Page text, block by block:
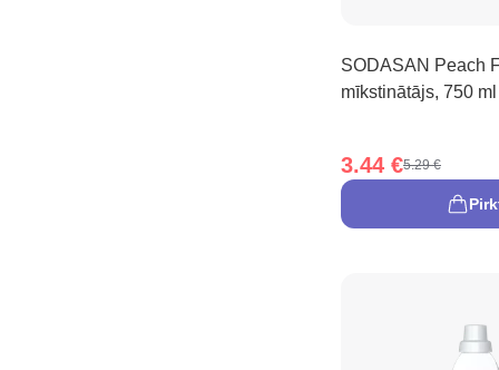
SODASAN Peach
mīkstinātājs, 750 ml
3.44 €5.29 €